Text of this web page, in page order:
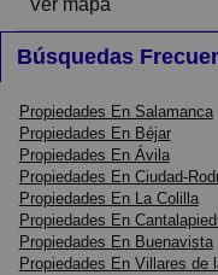
Ver mapa
Búsquedas
Propiedades En Salamanca
Propiedades En Béjar
Propiedades En Ávila
Propiedades En Ciudad-
Propiedades En La Colilla
Propiedades En
Propiedades En Buenavista
Propiedades En Villares de